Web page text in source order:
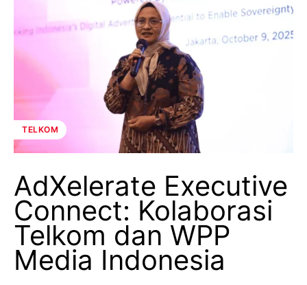
TELKOM
AdXelerate Executive
Connect: Kolaborasi
Telkom dan WPP
Media Indonesia